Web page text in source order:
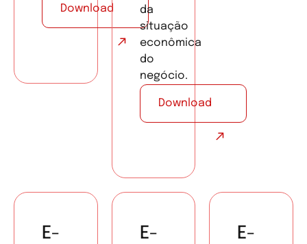
Download
da
situação
econômica
do
negócio.
Download
E-
E-
E-